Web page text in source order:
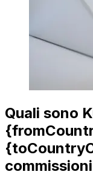
Quali sono